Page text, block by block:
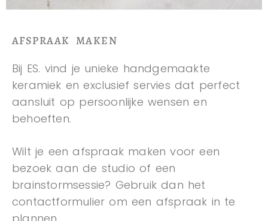
AFSPRAAK MAKEN
Bij ES. vind je unieke handgemaakte
keramiek en exclusief servies dat perfect
aansluit op persoonlijke wensen en
behoeften.
Wilt je een afspraak maken voor een
bezoek aan de studio of een
brainstormsessie? Gebruik dan het
contactformulier om een afspraak in te